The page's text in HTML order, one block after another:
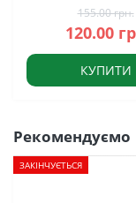
155.00 грн.
120.00
КУПИТИ
Рекомендуємо
ЗАКІНЧУЄТЬСЯ